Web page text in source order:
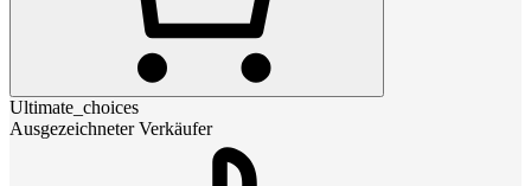
Ultimate_choices
Ausgezeichneter Verkäufer